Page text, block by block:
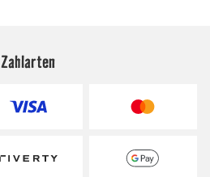
Zahlarten